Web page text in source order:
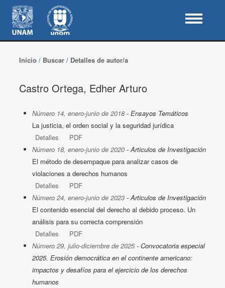
Inicio/ Buscar/ Detalles de autor/a
Castro Ortega, Edher Arturo
Número 14, enero-junio de 2018- Ensayos Temáticos
La justicia, el orden social y la seguridad jurídica
Detalles
PDF
Número 18, enero-junio de 2020- Articulos de Investigación
El método de desempaque para analizar casos de
violaciones a derechos humanos
Detalles
PDF
Número 24, enero-junio de 2023- Articulos de Investigación
El contenido esencial del derecho al debido proceso. Un
análisis para su correcta comprensión
Detalles
PDF
Número 29, julio-diciembre de 2025- Convocatoria especial
2025. Erosión democrática en el continente americano:
impactos y desafíos para el ejercicio de los derechos
humanos